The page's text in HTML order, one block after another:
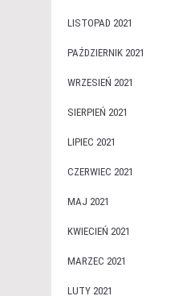
LISTOPAD 2021
PAŹDZIERNIK 2021
WRZESIEŃ 2021
SIERPIEŃ 2021
LIPIEC 2021
CZERWIEC 2021
MAJ 2021
KWIECIEŃ 2021
MARZEC 2021
LUTY 2021